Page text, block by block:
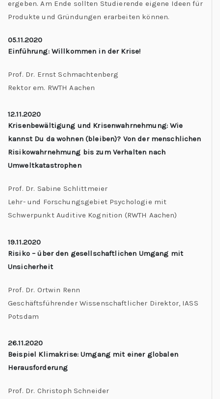
ergeben. Am Ende sollten Studierende eigene Ideen für
Produkte und Gründungen erarbeiten können.
05.11.2020
Einführung: Willkommen in der Krise!
Prof. Dr. Ernst Schmachtenberg
Rektor em. RWTH Aachen
12.11.2020
Krisenbewältigung und Krisenwahrnehmung: Wie
kannst Du da wohnen (bleiben)? Von der menschlichen
Risikowahrnehmung bis zum Verhalten nach
Umweltkatastrophen
Prof. Dr. Sabine Schlittmeier
Lehr- und Forschungsgebiet Psychologie mit
Schwerpunkt Auditive Kognition (RWTH Aachen)
19.11.2020
Risiko – über den gesellschaftlichen Umgang mit
Unsicherheit
Prof. Dr. Ortwin Renn
Geschäftsführender Wissenschaftlicher Direktor, IASS
Potsdam
26.11.2020
Beispiel Klimakrise: Umgang mit einer globalen
Herausforderung
Prof. Dr. Christoph Schneider